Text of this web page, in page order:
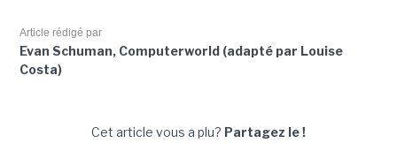
Article rédigé par
Evan Schuman, Computerworld (adapté par Louise
Costa)
Cet article vous a plu? Partagez le !